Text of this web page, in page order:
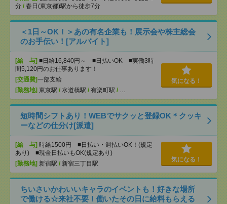
分 / 春日(東京都)駅から徒歩7分
＜1日～OK！＞あの有名企業も！展示会や株主総会
のお手伝い！[アルバイト]
[給 与] ■日給16,840円～ ■日払いOK ■実働3時
間5,120円のお仕事あります！
[交通費]一部支給
[勤務地] 東京駅 / 水道橋駅 / 有楽町駅 / …
気になる！
短時間シフトあり！WEBでサクッと登録OK＊クッキ
ーなどの仕分け[派遣]
[給 与] 時給1500円 ■日払い・週払いOK！(規定
あり) ■現金日払いもOK(規定あり)
[勤務地] 新宿駅 / 新宿三丁目駅
気になる！
ちいさいかわいいキャラのイベントも！好きな場所
で働ける☆来社不要！働いたその日に給料もらえる